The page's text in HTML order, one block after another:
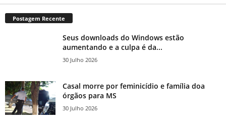
Postagem Recente
Seus downloads do Windows estão
aumentando e a culpa é da...
30 Julho 2026
Casal morre por feminicídio e família doa
órgãos para MS
30 Julho 2026